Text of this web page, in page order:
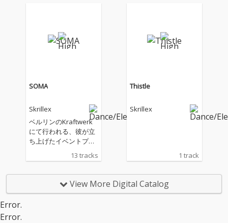
をはじめとする、ファ
ンから根強い人気を誇
SOMA
Skrillex
ベルリンのKraftwerk
にて行われる、彼が立
ち上げたイベントプラ
ットフォームCONTRA
後に発表された最新ア
長年彼のDJセットの定
番曲である「Thistle」
13 tracks
Thistle
Skrillex
1 track
View More Digital Catalog
Error.
Error.